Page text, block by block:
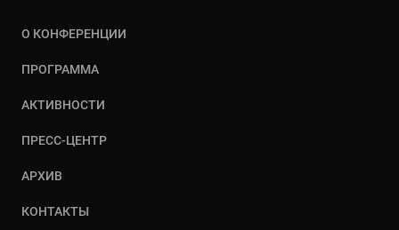
О КОНФЕРЕНЦИИ
ПРОГРАММА
АКТИВНОСТИ
ПРЕСС-ЦЕНТР
АРХИВ
КОНТАКТЫ